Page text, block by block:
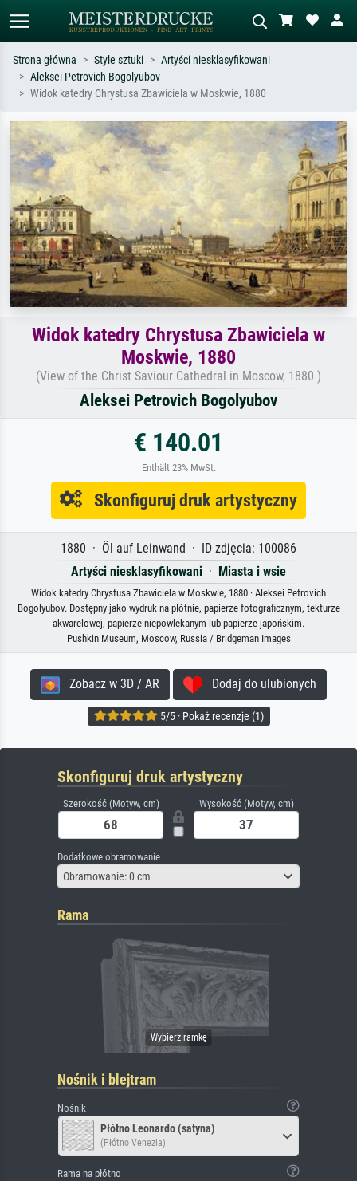
Wyszukiwanie standardowe Wyszukiwanie obrazów AI
Monet, Gwiaździsta noc,
impresjonizm, fala Hokusaia, akt.
abstrakcja z czerwienią, ciemny olej,
stojący akt obok drzewa.
Strona główna Style sztuki
Artyści niesklasyfikowani
Aleksei Petrovich Bogolyubov
Widok katedry Chrystusa Zbawiciela w Moskwie, 1880
Widok katedry Chrystusa Zbawiciela w
Moskwie, 1880
(View of the Christ Saviour Cathedral in Moscow, 1880 )
Aleksei Petrovich Bogolyubov
€ 140.01
Enthält 23% MwSt.
Skonfiguruj druk artystyczny
1880 · Öl auf Leinwand · ID zdjęcia: 100086
Artyści niesklasyfikowani · Miasta i wsie
Widok katedry Chrystusa Zbawiciela w Moskwie, 1880 · Aleksei Petrovich
Bogolyubov. Dostępny jako wydruk na płótnie, papierze fotograficznym, tekturze
akwarelowej, papierze niepowlekanym lub papierze japońskim.
Pushkin Museum, Moscow, Russia / Bridgeman Images
Zobacz w 3D / AR Dodaj do ulubionych
5/5 · Pokaż recenzje (1)
Skonfiguruj druk artystyczny
Szerokość (Motyw, cm) Wysokość (Motyw, cm)
Dodatkowe obramowanie
Obramowanie: 0 cm
Rama
Nośnik i blejtram
Nośnik
Płótno Leonardo (satyna)
(Płótno Venezia)
Rama na płótno